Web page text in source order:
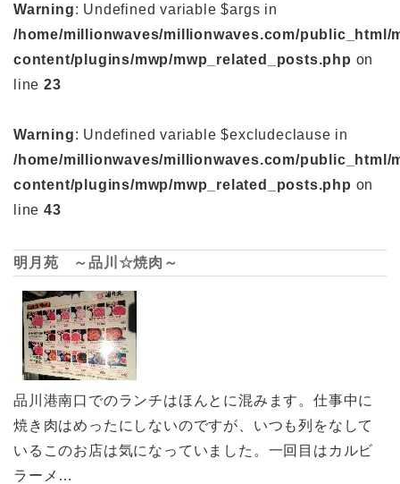
Warning: Undefined variable $args in
/home/millionwaves/millionwaves.com/public_html/
content/plugins/mwp/mwp_related_posts.php on
line 23
Warning: Undefined variable $excludeclause in
/home/millionwaves/millionwaves.com/public_html/
content/plugins/mwp/mwp_related_posts.php on
line 43
明月苑 ～品川☆焼肉～
品川港南口でのランチはほんとに混みます。仕事中に
焼き肉はめったにしないのですが、いつも列をなして
いるこのお店は気になっていました。一回目はカルビ
ラーメ…